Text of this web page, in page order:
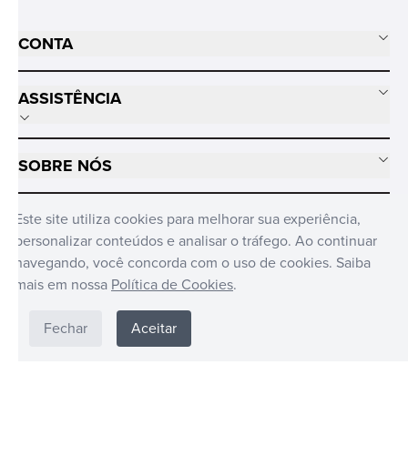
Este site utiliza cookies para melhorar sua experiência,
personalizar conteúdos e analisar o tráfego. Ao continuar
navegando, você concorda com o uso de cookies. Saiba
mais em nossa Política de Cookies.
Fechar Aceitar
CONTA
ASSISTÊNCIA
SOBRE NÓS
MÍDIAS SOCIAIS